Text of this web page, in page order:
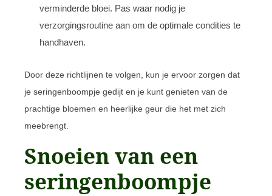
verminderde bloei. Pas waar nodig je
verzorgingsroutine aan om de optimale condities te
handhaven.
Door deze richtlijnen te volgen, kun je ervoor zorgen dat
je seringenboompje gedijt en je kunt genieten van de
prachtige bloemen en heerlijke geur die het met zich
meebrengt.
Snoeien van een
seringenboompje